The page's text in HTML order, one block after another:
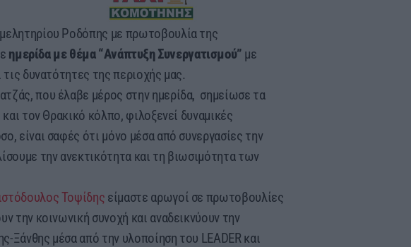
Ροδόπης με πρωτοβουλία της
ημερίδα με θέμα “Ανάπτυξη Συνεργατισμού” με
δυνατότητες της περιοχής μας.
που έλαβε μέρος στην ημερίδα, σημείωσε τα
τον Θρακικό κόλπο, φιλοξενεί δυναμικές
είναι σαφές ότι μόνο μέσα από συνεργασίες την
την ανεκτικότητα και τη βιωσιμότητα των
Τοψίδης είμαστε αρωγοί σε πρωτοβουλίες
την κοινωνική συνοχή και αναδεικνύουν την
μέσα από την υλοποίηση του LEADER και